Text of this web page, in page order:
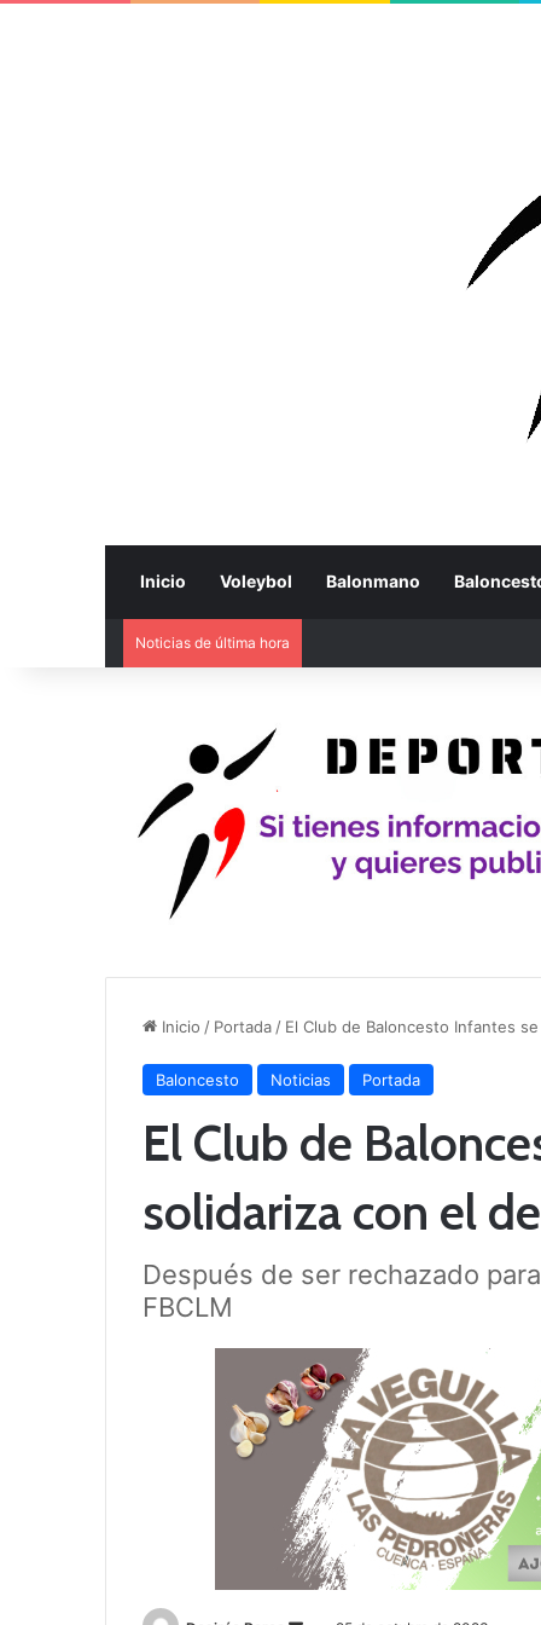
Inicio Voleybol Balonmano
Noticias de última hora
Inicio / Portada / El Club de Baloncesto Infantes
Baloncesto Noticias Portada
El Club de
solidariza con el
Después de ser rechazado
FBCLM